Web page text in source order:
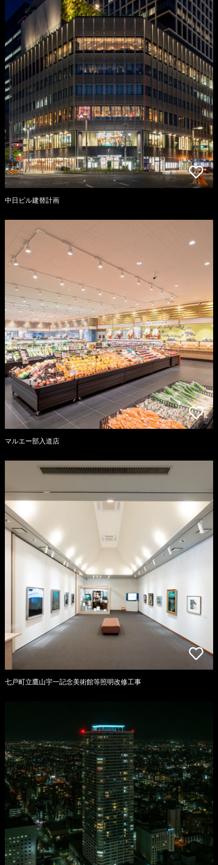
中日ビル建替計画
マルエー部入道店
七戸町立鷹山宇一記念美術館等照明改修工事